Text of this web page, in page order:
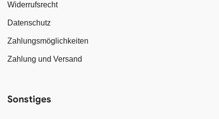
Widerrufsrecht
Datenschutz
Zahlungsmöglichkeiten
Zahlung und Versand
Sonstiges